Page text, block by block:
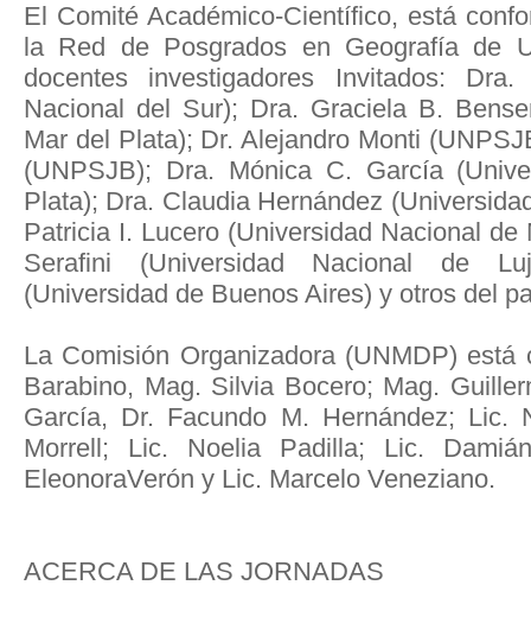
El Comité Académico-Científico, está
la Red de Posgrados en Geografía de
docentes investigadores Invitados:
Nacional del Sur); Dra. Graciela B.
Mar del Plata); Dr. Alejandro Monti
(UNPSJB); Dra. Mónica C. García
Plata); Dra. Claudia Hernández
Patricia I. Lucero (Universidad Nacional
Serafini (Universidad Nacional de
(Universidad de Buenos Aires) y otros del
La Comisión Organizadora (UNMDP)
Barabino, Mag. Silvia Bocero; Mag.
García, Dr. Facundo M. Hernández; Lic.
Morrell; Lic. Noelia Padilla; Lic.
EleonoraVerón y Lic. Marcelo Veneziano.
ACERCA DE LAS JORNADAS